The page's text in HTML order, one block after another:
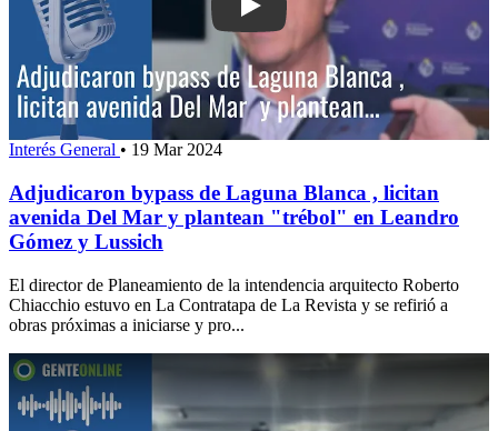
Play: Adjudicaron bypass de Laguna
Interés General • 19 Mar 2024
Adjudicaron bypass de Laguna Blanca , licitan
avenida Del Mar y plantean "trébol" en Leandro
Gómez y Lussich
El director de Planeamiento de la intendencia arquitecto Roberto
Chiacchio estuvo en La Contratapa de La Revista y se refirió a
obras próximas a iniciarse y pro...